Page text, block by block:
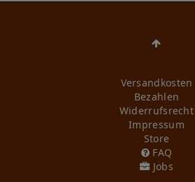
Versandkosten
Bezahlen
Widerrufs­recht
Impressum
Store
FAQ
Jobs